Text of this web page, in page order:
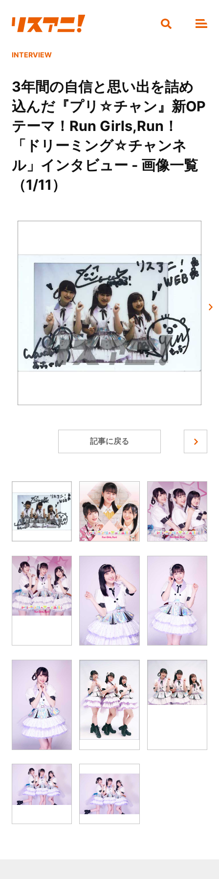
INTERVIEW
3年間の自信と思い出を詰め
込んだ『プリ☆チャン』新OP
テーマ！Run Girls,Run！
「ドリーミング☆チャンネ
ル」インタビュー - 画像一覧
（1/11）
記事に戻る